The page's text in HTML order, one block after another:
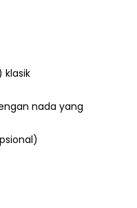
klasik
nada yang